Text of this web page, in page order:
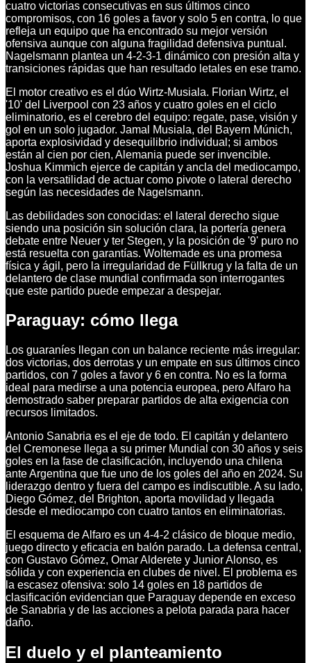
cuatro victorias consecutivas en sus últimos cinco
compromisos, con 16 goles a favor y solo 5 en contra, lo que
refleja un equipo que ha encontrado su mejor versión
ofensiva aunque con alguna fragilidad defensiva puntual.
Nagelsmann plantea un 4-2-3-1 dinámico con presión alta y
transiciones rápidas que han resultado letales en ese tramo.
El motor creativo es el dúo Wirtz-Musiala. Florian Wirtz, el
'10' del Liverpool con 23 años y cuatro goles en el ciclo
eliminatorio, es el cerebro del equipo: regate, pase, visión y
gol en un solo jugador. Jamal Musiala, del Bayern Múnich,
aporta explosividad y desequilibrio individual; si ambos
están al cien por cien, Alemania puede ser invencible.
Joshua Kimmich ejerce de capitán y ancla del mediocampo,
con la versatilidad de actuar como pivote o lateral derecho
según las necesidades de Nagelsmann.
Las debilidades son conocidas: el lateral derecho sigue
siendo una posición sin solución clara, la portería genera
debate entre Neuer y ter Stegen, y la posición de '9' puro no
está resuelta con garantías. Woltemade es una promesa
física y ágil, pero la irregularidad de Füllkrug y la falta de un
delantero de clase mundial confirmada son interrogantes
que este partido puede empezar a despejar.
Paraguay: cómo llega
Los guaraníes llegan con un balance reciente más irregular:
dos victorias, dos derrotas y un empate en sus últimos cinco
partidos, con 7 goles a favor y 6 en contra. No es la forma
ideal para medirse a una potencia europea, pero Alfaro ha
demostrado saber preparar partidos de alta exigencia con
recursos limitados.
Antonio Sanabria es el eje de todo. El capitán y delantero
del Cremonese llega a su primer Mundial con 30 años y seis
goles en la fase de clasificación, incluyendo una chilena
ante Argentina que fue uno de los goles del año en 2024. Su
liderazgo dentro y fuera del campo es indiscutible. A su lado,
Diego Gómez, del Brighton, aporta movilidad y llegada
desde el mediocampo con cuatro tantos en eliminatorias.
El esquema de Alfaro es un 4-4-2 clásico de bloque medio,
juego directo y eficacia en balón parado. La defensa central,
con Gustavo Gómez, Omar Alderete y Junior Alonso, es
sólida y con experiencia en clubes de nivel. El problema es
la escasez ofensiva: solo 14 goles en 18 partidos de
clasificación evidencian que Paraguay depende en exceso
de Sanabria y de las acciones a pelota parada para hacer
daño.
El duelo y el planteamiento